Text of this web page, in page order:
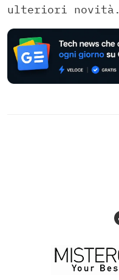
ulteriori novità.